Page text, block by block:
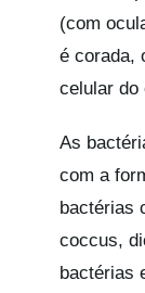
(com
é corada,
celular do
As
com a
bactérias
coccus,
bactérias